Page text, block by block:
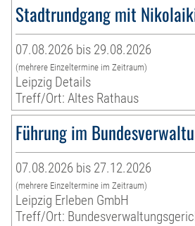
Stadtrundgang mit
07.08.2026 bis 29.08.2026
(mehrere Einzeltermine im Zeitraum)
Leipzig Details
Treff/Ort: Altes Rathaus
Führung im
07.08.2026 bis 27.12.2026
(mehrere Einzeltermine im Zeitraum)
Leipzig Erleben GmbH
Treff/Ort: